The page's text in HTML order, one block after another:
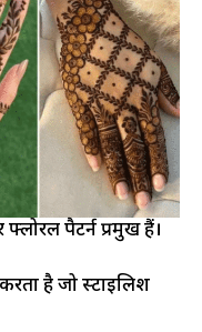
पैटर्न प्रमुख हैं।
है जो स्टाइलिश